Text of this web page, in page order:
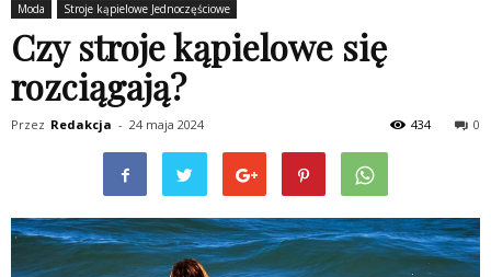
Moda Stroje kąpielowe Jednoczęściowe
Czy stroje kąpielowe się
rozciągają?
Przez Redakcja - 24 maja 2024 0
434